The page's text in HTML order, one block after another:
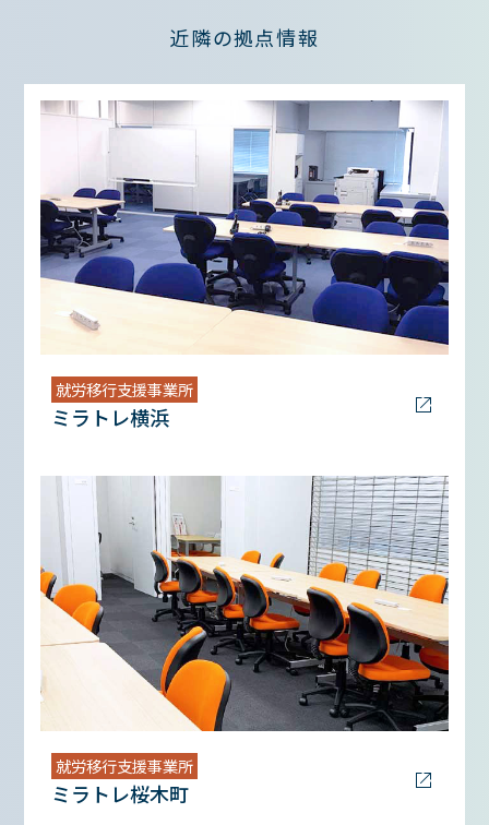
近隣の拠点情報
就労移行支援事業所
ミラトレ横浜
就労移行支援事業所
ミラトレ桜木町